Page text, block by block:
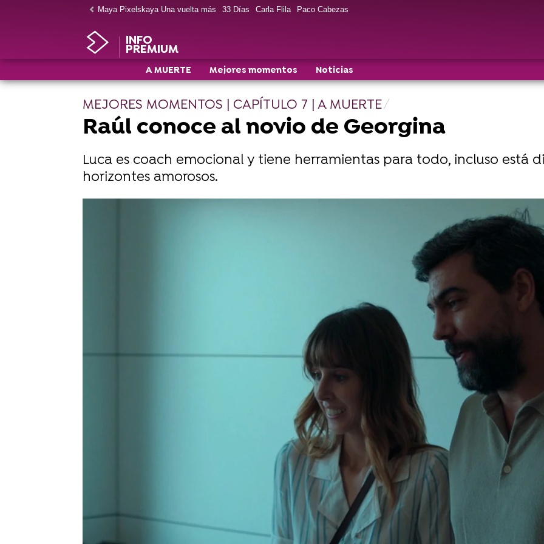
Maya Pixelskaya Una vuelta más 33 Días Carla Flila Paco Cabezas
INFO
PREMIUM
A MUERTE Mejores momentos Noticias
MEJORES MOMENTOS | CAPÍTULO 7 | A MUERTE
Raúl conoce al novio de Georgina
Luca es coach emocional y tiene herramientas para todo, incluso está
horizontes amorosos.
WhatsappFacebook
X
Raúl (Joan Amargós) ya está ingresado en el hospital para su
Su ex novia Georgina (Paula Malia)
allí para acompañarle, pero no ha venido sola: su nuevo novio
también se ha presentado en el lugar.
Así, asistimos al momento en el que Raúl conoce al novio de quien